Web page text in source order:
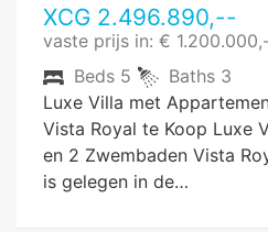
XCG 2.496.890,--
vaste prijs in: €
Beds 5 Baths 3
Luxe Villa met
Vista Royal te Koop Luxe
en 2 Zwembaden Vista
is gelegen in de…